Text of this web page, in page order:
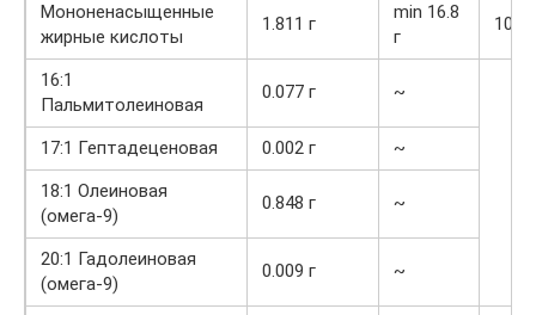
Мононенасыщенные
жирные кислоты
1.811 г
min 16.8
г
16:1
Пальмитолеиновая
0.077 г ~
17:1 Гептадеценовая 0.002 г
~
18:1 Олеиновая
(омега-9)
0.848 г ~
20:1 Гадолеиновая
(омега-9)
0.009 г ~